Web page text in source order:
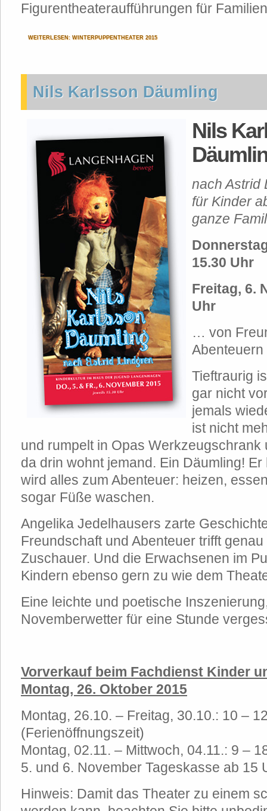
Figurentheateraufführungen für
WEITERLESEN: WINTERPUPPENTHEATER 2015
Nils Karlsson Däumling
Nils
nach Astrid
für Kinder
ganze
15.30 Uhr
Freitag, 6.
Uhr
… von
Abenteuern
Tieftraurig
gar nicht
jemals
ist nicht
und rumpelt in Opas Werkzeugschrank
da drin wohnt jemand. Ein Däumling!
wird alles zum Abenteuer: heizen,
sogar Füße waschen.
Angelika Jedelhausers zarte
Freundschaft und Abenteuer trifft
Zuschauer. Und die Erwachsenen im
Kindern ebenso gern zu wie dem
Eine leichte und poetische
Novemberwetter für eine Stunde
Vorverkauf beim Fachdienst Kinder
Montag, 26. Oktober 2015
Montag, 26.10. – Freitag, 30.10.: 10 –
(Ferienöffnungszeit)
Montag, 02.11. – Mittwoch, 04.11.: 9 –
5. und 6. November Tageskasse ab 15
Hinweis: Damit das Theater zu einem